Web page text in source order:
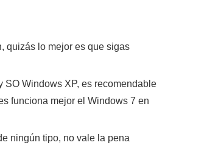
quizás lo mejor es que sigas
SO Windows XP, es recomendable
funciona mejor el Windows 7 en
ningún tipo, no vale la pena